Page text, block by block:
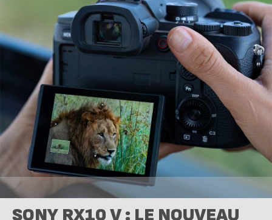
SONY RX10 V : LE NOUVEAU
BRIDGE "EXPERT" !
Découvrez le Sony RX10 V, un appareil photo bridge haut de gamme tout-
en-un conçu pour les photographes et les créateurs de contenu qui ont
besoin d’une polyvalence exceptionnelle sans la complexité des objectifs
interchangeables. Alliant un objectif ZEISS® 24–600 mm F2.4-4.0 à un
autofocus avancé alimenté par l’IA, le RX10 V offre une qualité d’image